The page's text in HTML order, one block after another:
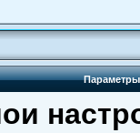
Параметры